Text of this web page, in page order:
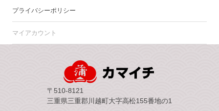
プライバシーポリシー
マイアカウント
〒510-8121
三重県三重郡川越町大字高松155番地の1